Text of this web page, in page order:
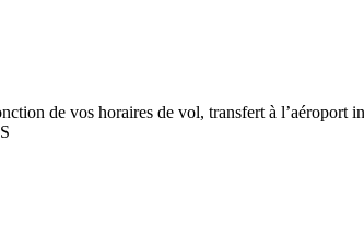
de vos horaires de vol, transfert à l’aéroport